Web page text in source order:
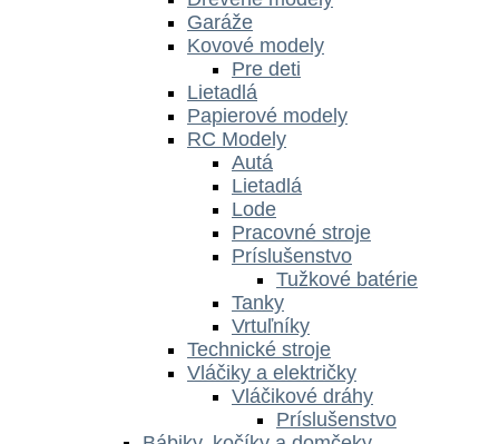
Garáže
Kovové modely
Pre deti
Lietadlá
Papierové modely
RC Modely
Autá
Lietadlá
Lode
Pracovné stroje
Príslušenstvo
Tužkové batérie
Tanky
Vrtuľníky
Technické stroje
Vláčiky a električky
Vláčikové dráhy
Príslušenstvo